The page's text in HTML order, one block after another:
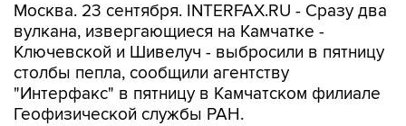
Москва. 23 сентября. INTERFAX.RU - Сразу два
вулкана, извергающиеся на Камчатке -
Ключевской и Шивелуч - выбросили в пятницу
столбы пепла, сообщили агентству
"Интерфакс" в пятницу в Камчатском филиале
Геофизической службы РАН.